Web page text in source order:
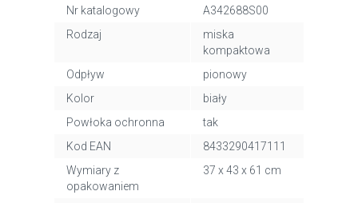
Nr katalogowy
A342688S00
Rodzaj
miska
kompaktowa
Odpływ
pionowy
Kolor
biały
Powłoka ochronna
tak
Kod EAN
8433290417111
Wymiary z
opakowaniem
37 x 43 x 61 cm